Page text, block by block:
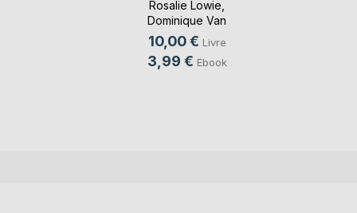
Rosalie Lowie
Dominique Van
Cotthem
10,00 € Livre
3,99 € Ebook